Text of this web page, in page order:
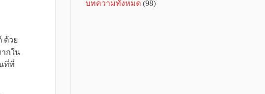
ด้วย
กใน
ที่ที่
บทความทั้งหมด(98)